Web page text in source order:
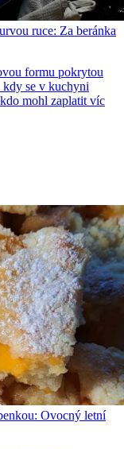
ruce: Za beránka
formu pokrytou
kdy se v kuchyni
mohl zaplatit víc
Ovocný letní